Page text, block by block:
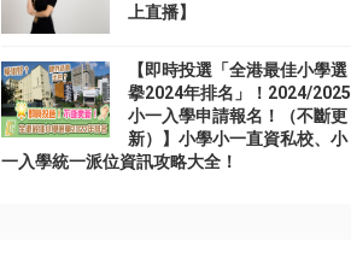
上直播】
【即時投選「全港最佳小學選
擧2024年排名」！2024/2025
小一入學申請報名！（不斷更
新）】小學小一直資私校、小
一入學統一派位資訊攻略大全！